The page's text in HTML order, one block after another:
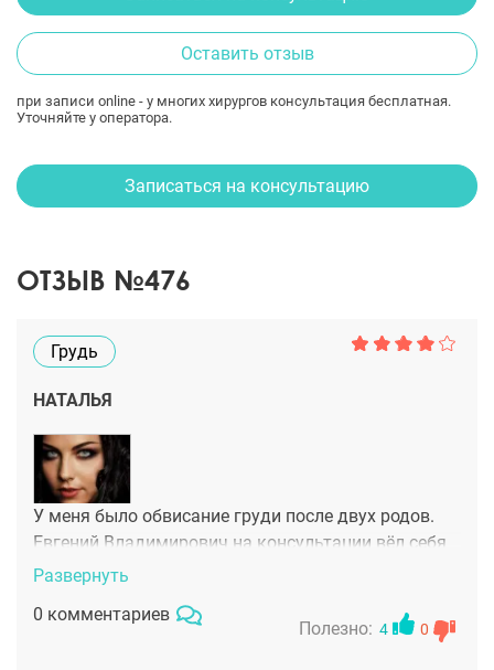
Оставить отзыв
при записи online - у многих хирургов консультация бесплатная.
Уточняйте у оператора.
Записаться на консультацию
ОТЗЫВ №476
Грудь
НАТАЛЬЯ
У меня было обвисание груди после двух родов.
Евгений Владимирович на консультации вёл себя
очень профессионально - внимательно осмотрел,
перед приходом чувствовала себя в моральном
Развернуть
0 комментариев
Полезно: 4 0